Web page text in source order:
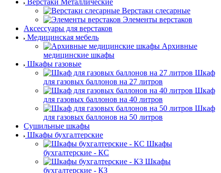
Верстаки слесарные
Элементы верстаков
Аксессуары для верстаков
Медицинская мебель
Архивные
медицинские шкафы
Шкафы газовые
Шкаф
для газовых баллонов на 27 литров
Шкаф
для газовых баллонов на 40 литров
Шкаф
для газовых баллонов на 50 литров
Сушильные шкафы
Шкафы бухгалтерские
Шкафы
бухгалтерские - КС
Шкафы
бухгалтерские - КЗ